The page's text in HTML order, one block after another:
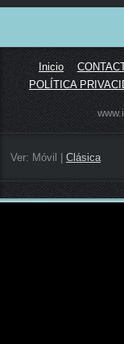
Inicio
POLÍTICA
Ver: Móvil Clásica